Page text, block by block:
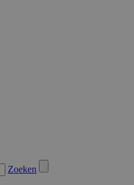
Zoeken